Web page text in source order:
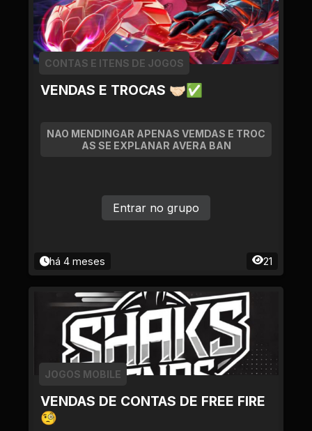
VENDAS E TROCAS 🤝🏻✅
CONTAS E ITENS DE JOGOS
NAO MENDINGAR APENAS VEMDAS E TROC
AS SE EXPLANAR AVERA BAN
há 4 meses 21
Entrar no grupo
VENDAS DE CONTAS DE FREE FIRE
🧐
JOGOS MOBILE